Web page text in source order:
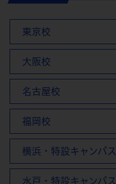
東京校
大阪校
名古屋校
福岡校
横浜・特設キャンパス
水戸・特設キャンパス